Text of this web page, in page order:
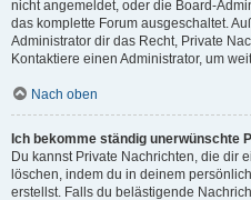
nicht angemeldet, oder die Board-
das komplette Forum ausgeschaltet.
Administrator dir das Recht, Private
Kontaktiere einen Administrator, um
Nach oben
Ich bekomme ständig unerwünschte
Du kannst Private Nachrichten, die dir
löschen, indem du in deinem
erstellst. Falls du belästigende